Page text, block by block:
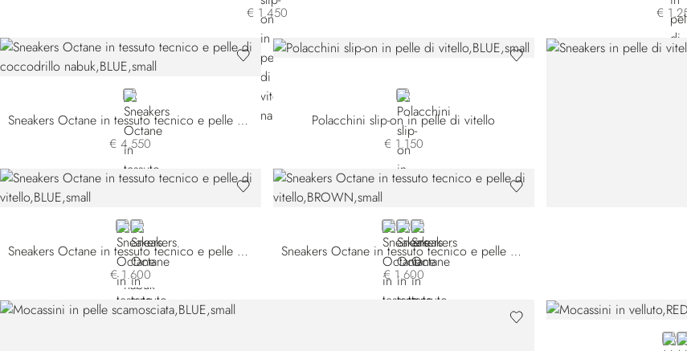
€ 1.450 €
BLUE
Sneakers Octane in tessuto tecnico e pelle di coccodrillo nabuk
€ 4.550
BLUE
Polacchini slip-on in pelle di vitello
€ 1.150
BLUEBLACK
Sneakers Octane in tessuto tecnico e pelle di vitello
€ 1.600
BROWN TSWYSN-MM33
BROWN TSWYSN-MM34
BLACK
Sneakers Octane in tessuto tecnico e pelle di vitello
€ 1.600
RED